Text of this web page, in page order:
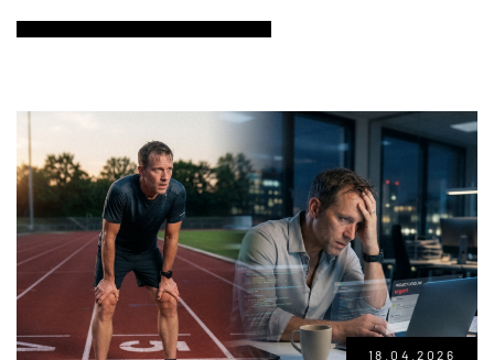
18.04.2026